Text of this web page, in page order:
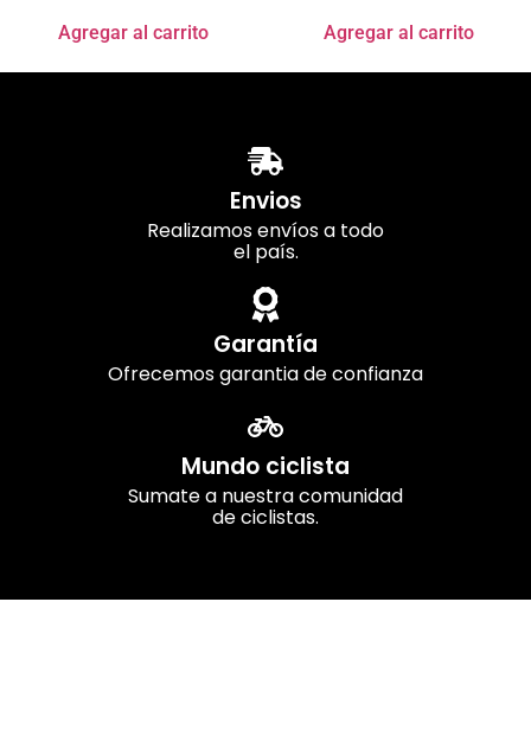
Agregar al carrito Agregar al carrito
Envios
Realizamos envíos a todo
el país.
Garantía
Ofrecemos garantia de confianza
Mundo ciclista
Sumate a nuestra comunidad
de ciclistas.